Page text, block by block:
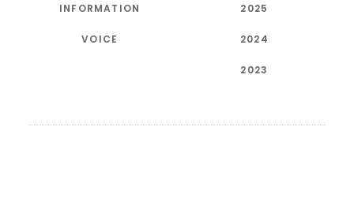
INFORMATION
VOICE
2025
2024
2023